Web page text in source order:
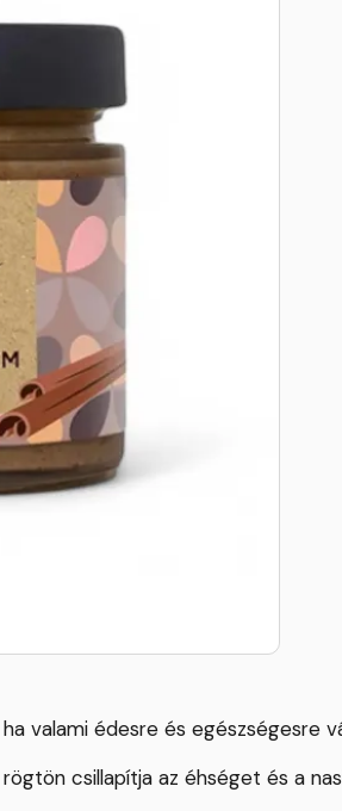
valami édesre és egészségesre
csillapítja az éhséget és a